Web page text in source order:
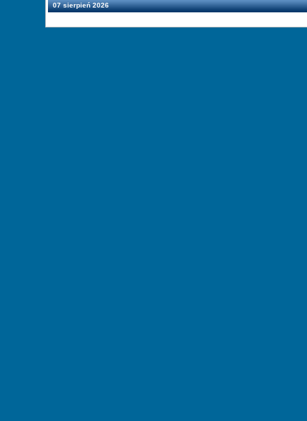
07 sierpień 2026